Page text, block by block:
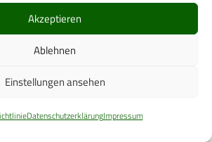
Akzeptieren
Ablehnen
Einstellungen ansehen
DatenschutzerklärungImpressum
befasst. Vermutlich reifte in diesem
Entschluss, ein Lehrwerk zu
Sprache unter dem Titel
wurde.
an akademisch gebildete Ärzte,